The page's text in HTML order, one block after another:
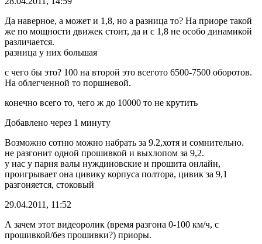
Да наверное, а может и 1,8, но а разница то? На приоре такой
же по мощности движек стоит, да и с 1,8 не особо динамикой
различается.
разница у них большая
с чего бы это? 100 на второй это всегото 6500-7500 оборотов.
На облегченной то поршневой.
конечно всего то, чего ж до 10000 то не крутить
Добавлено через 1 минуту
Возможно сотню можно набрать за 9.2,хотя и сомнительно.
не разгонит одной прошивкой и выхлопом за 9,2.
у нас у парня валы нуждиновские и прошита онлайн,
проигрывает она цивику корпуса полтора, цивик за 9,1
разгоняется, стоковый
29.04.2011, 11:52
А зачем этот видеоролик (время разгона 0-100 км/ч, с
прошивкой/без прошивки?) приоры.